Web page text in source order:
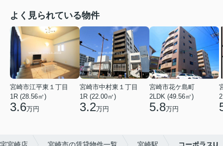
よく見られている物件
宮崎市江平東１丁目
1R (28.56㎡)
3.6万円
宮崎市中村東１丁目
1R (22.00㎡)
3.2万円
宮崎市花ケ島町
2LDK (49.56㎡)
5.8万円
宮崎店 宮崎市の賃貸物件一覧 宮崎駅 コーポラスU